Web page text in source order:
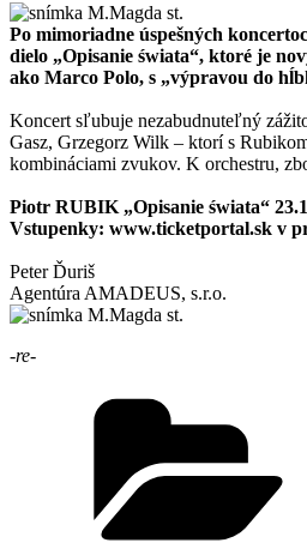
Po mimoriadne úspešných
dielo „Opisanie świata“, ktoré je
ako Marco Polo, s „výpravou do
Koncert sľubuje nezabudnuteľný
Gasz, Grzegorz Wilk – ktorí s
kombináciami zvukov. K orchestru,
Piotr RUBIK „Opisanie świata“
Vstupenky: www.ticketportal.sk v
Peter Ďuriš
Agentúra AMADEUS, s.r.o.
-re-